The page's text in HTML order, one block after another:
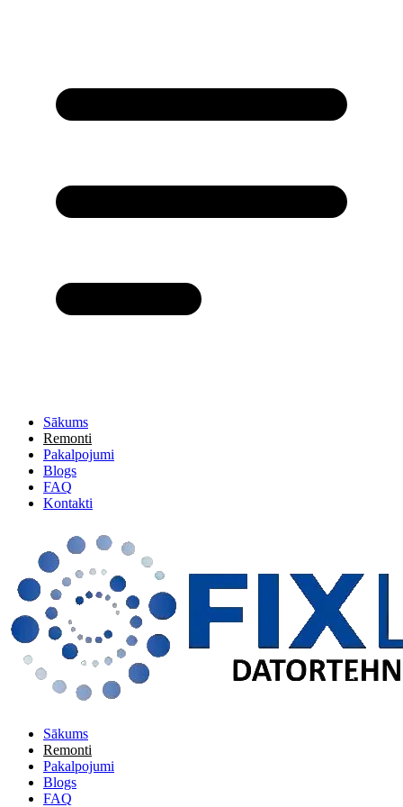
Sākums
Remonti
Pakalpojumi
Blogs
FAQ
Kontakti
Sākums
Remonti
Pakalpojumi
Blogs
FAQ